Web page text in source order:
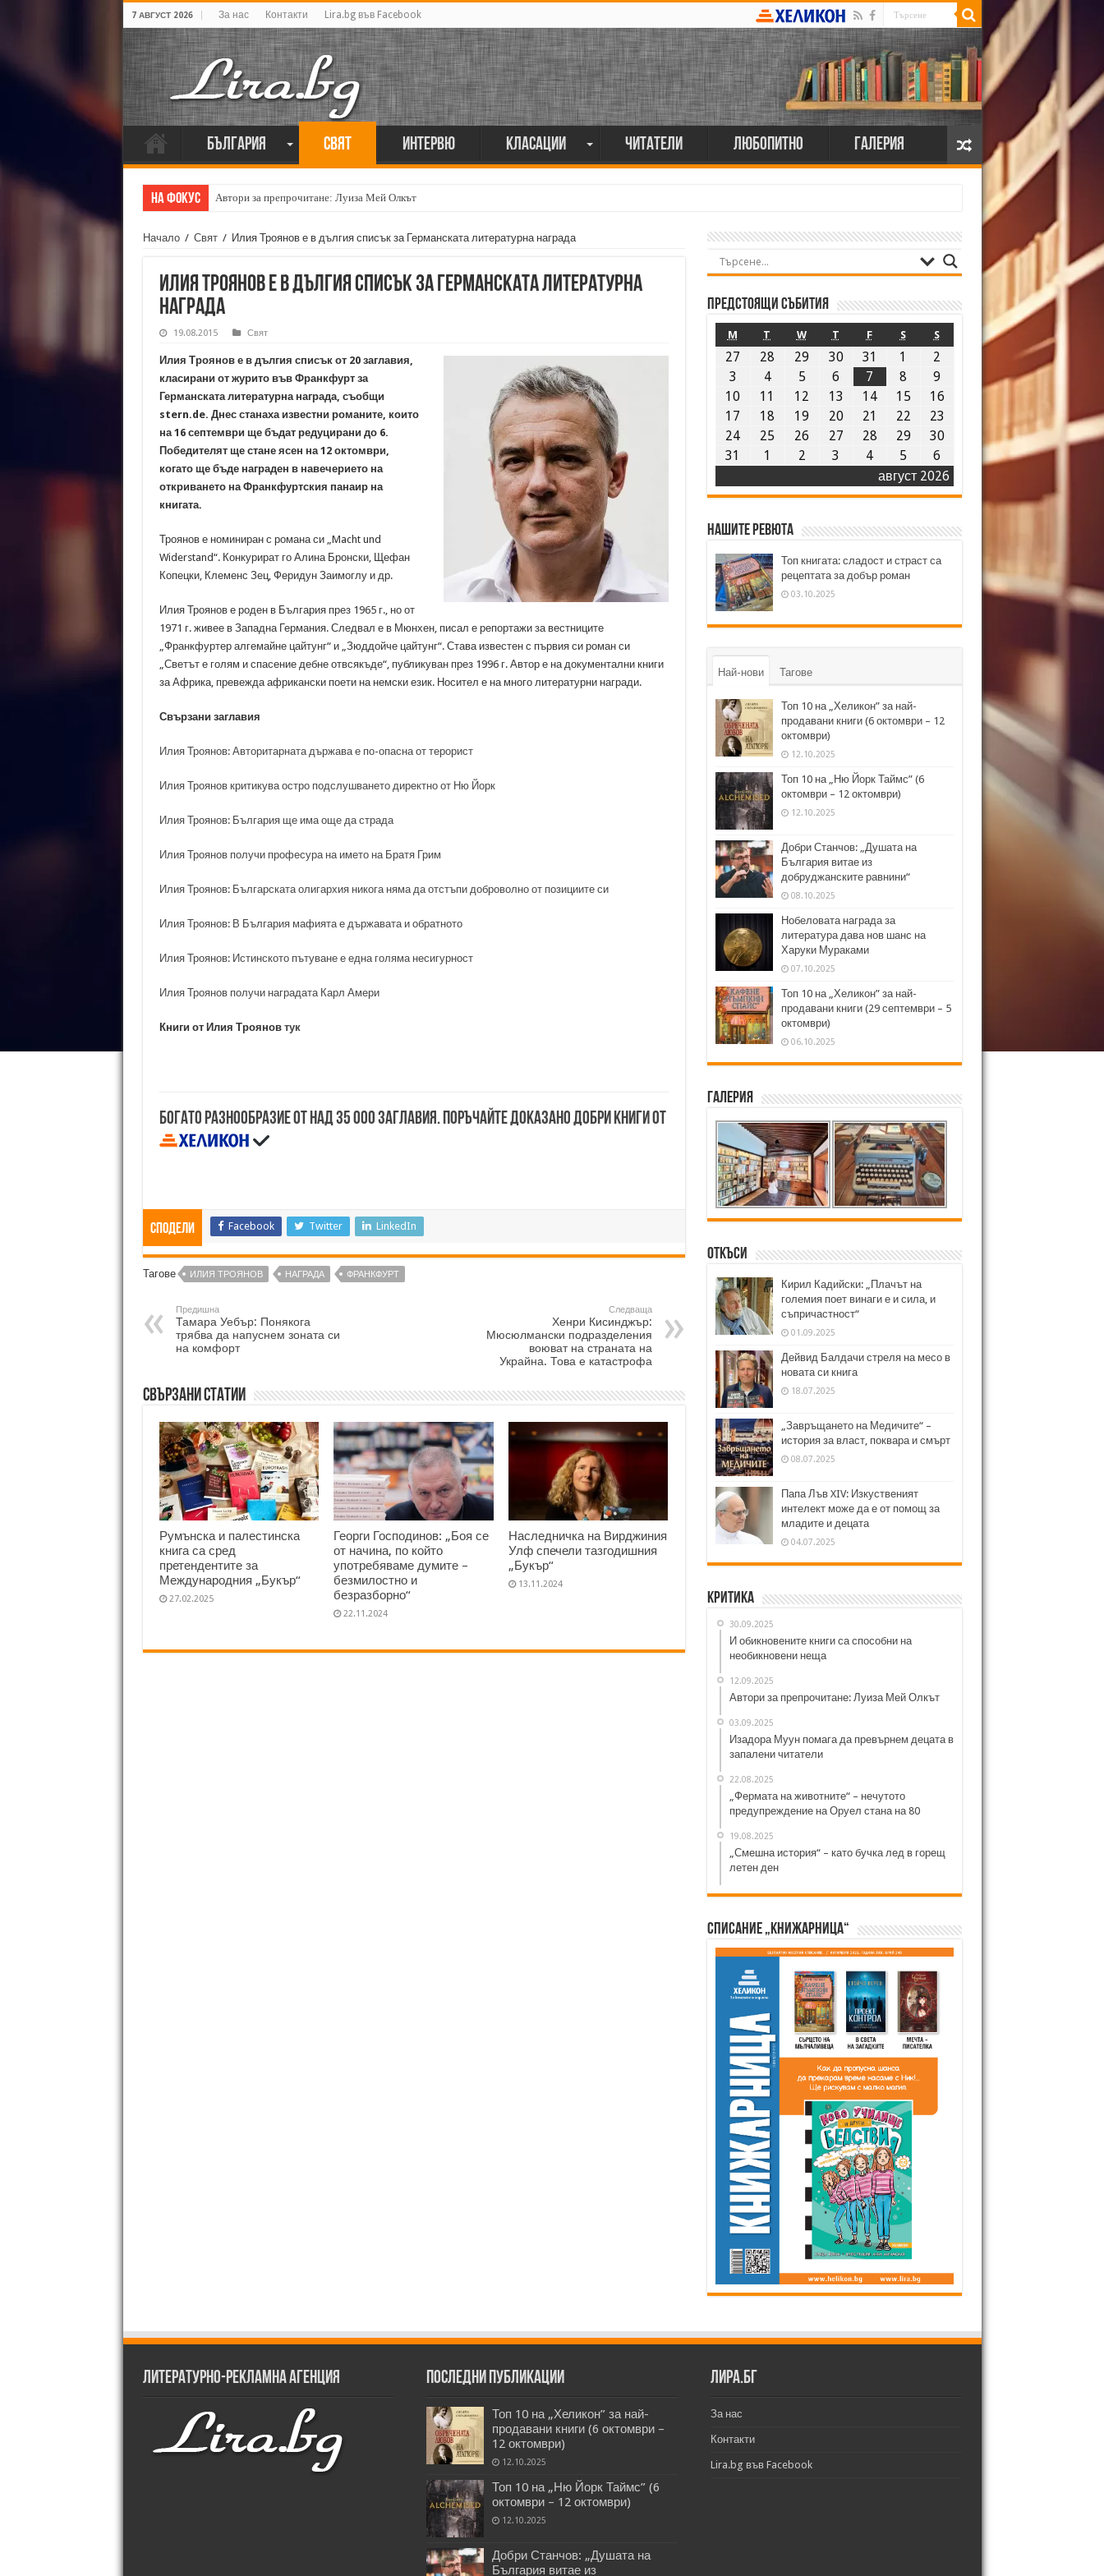
7 АВГУСТ 2026 За нас Контакти Lira.bg във Facebook
България Свят Интервю Класации Читатели Любопитно Галерия
На фокус Автори за препрочитане: Луиза Мей Олкът
Начало / Свят / Илия Троянов е в дългия списък за Германската литературна награда
Илия Троянов е в дългия списък за Германската литературна
награда
19.08.2015 Свят
Илия Троянов е в дългия списък от 20 заглавия,
класирани от журито във Франкфурт за
Германската литературна награда, съобщи
stern.de. Днес станаха известни романите, които
на 16 септември ще бъдат редуцирани до 6.
Победителят ще стане ясен на 12 октомври,
когато ще бъде награден в навечерието на
откриването на Франкфуртския панаир на
книгата.
Троянов е номиниран с романа си „Macht und
Widerstand“. Конкурират го Алина Бронски, Щефан
Копецки, Клеменс Зец, Феридун Заимоглу и др.
Илия Троянов е роден в България през 1965 г., но от
1971 г. живее в Западна Германия. Следвал е в Мюнхен, писал е репортажи за вестниците
„Франкфуртер алгемайне цайтунг“ и „Зюддойче цайтунг“. Става известен с първия си роман си
„Светът е голям и спасение дебне отвсякъде“, публикуван през 1996 г. Автор е на документални книги
за Африка, превежда африкански поети на немски език. Носител е на много литературни награди.
Свързани заглавия
Илия Троянов: Авторитарната държава е по-опасна от терорист
Илия Троянов критикува остро подслушването директно от Ню Йорк
Илия Троянов: България ще има още да страда
Илия Троянов получи професура на името на Братя Грим
Илия Троянов: Българската олигархия никога няма да отстъпи доброволно от позициите си
Илия Троянов: В България мафията е държавата и обратното
Илия Троянов: Истинското пътуване е една голяма несигурност
Илия Троянов получи наградата Карл Амери
Книги от Илия Троянов тук
Богато разнообразие от над 35 000 заглавия. Поръчайте доказано добри книги от
Сподели Facebook Twitter LinkedIn
Тагове ИЛИЯ ТРОЯНОВ НАГРАДА ФРАНКФУРТ
Предишна
Тамара Уебър: Понякога
трябва да напуснем зоната си
на комфорт
Следваща
Хенри Кисинджър:
Мюсюлмански подразделения
воюват на страната на
Украйна. Това е катастрофа
Свързани статии
Румънска и палестинска
книга са сред
претендентите за
Международния „Букър“
27.02.2025
Георги Господинов: „Боя се
от начина, по който
употребяваме думите –
безмилостно и
безразборно“
22.11.2024
Наследничка на Вирджиния
Улф спечели тазгодишния
„Букър“
13.11.2024
Предстоящи събития
август 2026
M T W T F S S
27 28 29 30 31 1
2
3
4 5 6 7 8
9
10
11 12 13 14 15
16
17
18 19 20 21 22
23
24
25 26 27 28 29
30
31
1 2 3 4 5 6
Нашите ревюта
Топ книгата: сладост и страст са
рецептата за добър роман
03.10.2025
Най-нови Тагове
Топ 10 на „Хеликон” за най-
продавани книги (6 октомври – 12
октомври)
12.10.2025
Топ 10 на „Ню Йорк Таймс” (6
октомври – 12 октомври)
12.10.2025
Добри Станчов: „Душата на
България витае из
добруджанските равнини“
08.10.2025
Нобеловата награда за
литература дава нов шанс на
Харуки Мураками
07.10.2025
Топ 10 на „Хеликон” за най-
продавани книги (29 септември – 5
октомври)
06.10.2025
Галерия
Откъси
Кирил Кадийски: „Плачът на
големия поет винаги е и сила, и
съпричастност“
01.09.2025
Дейвид Балдачи стреля на месо в
новата си книга
18.07.2025
„Завръщането на Медичите“ –
история за власт, поквара и смърт
08.07.2025
Папа Лъв XIV: Изкуственият
интелект може да е от помощ за
младите и децата
04.07.2025
Критика
30.09.2025
И обикновените книги са способни на
необикновени неща
12.09.2025
Автори за препрочитане: Луиза Мей Олкът
03.09.2025
Изадора Муун помага да превърнем децата в
запалени читатели
22.08.2025
„Фермата на животните“ – нечутото
предупреждение на Оруел стана на 80
19.08.2025
„Смешна история“ – като бучка лед в горещ
летен ден
Списание „Книжарница“
Литературно-рекламна агенция Последни публикации
Топ 10 на „Хеликон” за най-
продавани книги (6 октомври –
12 октомври)
12.10.2025
Топ 10 на „Ню Йорк Таймс” (6
октомври – 12 октомври)
12.10.2025
Добри Станчов: „Душата на
България витае из
Лира.бг
За нас
Контакти
Lira.bg във Facebook